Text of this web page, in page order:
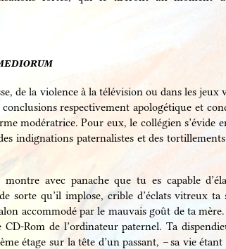
de la violence à la télévision ou dans les jeux
respectivement apologétique et
modératrice. Pour eux, le collégien s’évide
indignations paternalistes et des
avec panache que tu es capable
sorte qu’il implose, crible d’éclats vitreux
accommodé par le mauvais goût de ta
Rom de l’ordinateur paternel. Ta
étage sur la tête d’un passant, – sa vie